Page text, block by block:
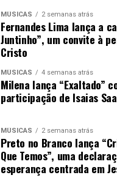
MÚSICAS 2 semanas atrás
Fernandes Lima lança a
Juntinho”, um convite à
Cristo
MÚSICAS 4 semanas atrás
Milena lança “Exaltado”
participação de Isaias
MÚSICAS 2 semanas atrás
Preto no Branco lança
Que Temos”, uma
esperança centrada em